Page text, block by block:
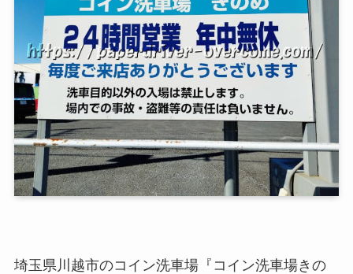
埼玉県川越市のコイン洗車場『コイン洗車場きの